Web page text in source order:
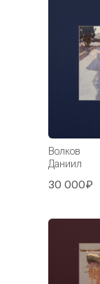
Волков
Даниил
30 000₽